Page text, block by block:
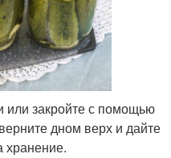
или закройте с помощью
дном верх и дайте
хранение.